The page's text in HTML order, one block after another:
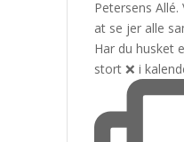
Har du husket
stort ❌️ i